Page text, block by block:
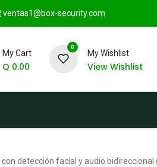
ventas1@box-security.com
My Cart
Q 0.00
0
My Wishlist
View Wishlist
con detección facial y audio bidireccional